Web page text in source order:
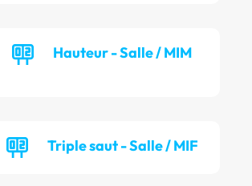
Hauteur - Salle / MIM
Triple saut - Salle / MIF